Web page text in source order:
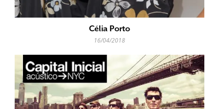
Célia Porto
16/04/2018